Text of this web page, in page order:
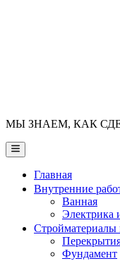
МЫ ЗНАЕМ, КАК
Главное
меню
Главная
Внутренние
Ванная
Электрика
Стройматериалы
Фундамент